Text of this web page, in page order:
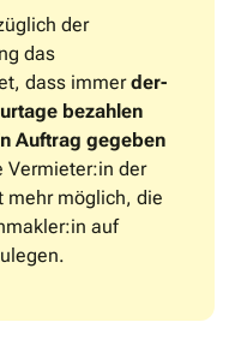
der
das
dass immerder-
bezahlen
Auftrag gegeben
Vermieter:in der
mehr möglich, die
auf